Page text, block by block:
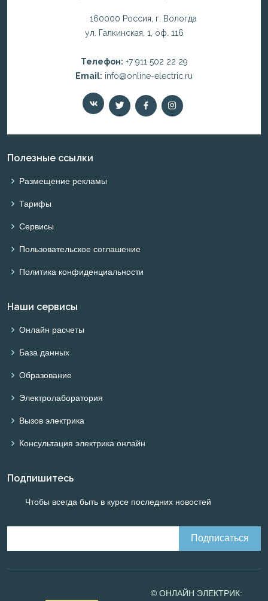
160000 Россия, г. Вологда
ул. Галкинская, 1, оф. 116
Телефон: +7 911 502 22 29
Email: info@online-electric.ru
Полезные ссылки
Размещение рекламы
Тарифы
Сервисы
Пользовательское соглашение
Политика конфиденциальности
Наши сервисы
Онлайн расчеты
База данных
Образование
Электролаборатория
Вызов электрика
Консультация электрика онлайн
Подпишитесь
Чтобы всегда быть в курсе последних новостей
© ОНЛАЙН ЭЛЕКТРИК: